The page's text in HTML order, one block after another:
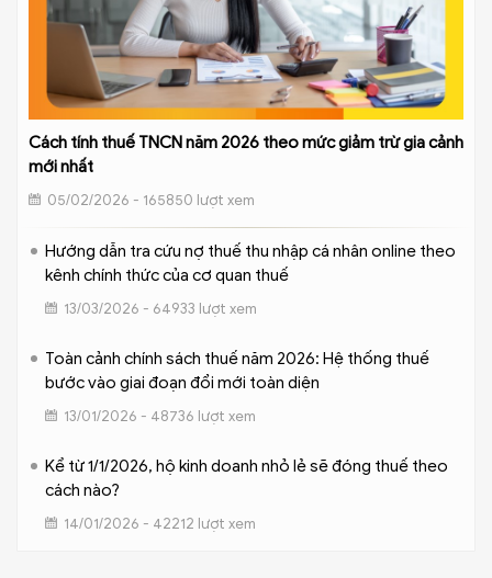
Cách tính thuế TNCN năm 2026 theo mức giảm trừ gia cảnh
mới nhất
05/02/2026 - 165850 lượt xem
Hướng dẫn tra cứu nợ thuế thu nhập cá nhân online theo
kênh chính thức của cơ quan thuế
13/03/2026 - 64933 lượt xem
Toàn cảnh chính sách thuế năm 2026: Hệ thống thuế
bước vào giai đoạn đổi mới toàn diện
13/01/2026 - 48736 lượt xem
Kể từ 1/1/2026, hộ kinh doanh nhỏ lẻ sẽ đóng thuế theo
cách nào?
14/01/2026 - 42212 lượt xem